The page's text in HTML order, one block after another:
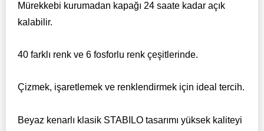
Mürekkebi kurumadan kapağı 24 saate kadar açık
kalabilir.
40 farklı renk ve 6 fosforlu renk çeşitlerinde.
Çizmek, işaretlemek ve renklendirmek için ideal tercih.
Beyaz kenarlı klasik STABILO tasarımı yüksek kaliteyi